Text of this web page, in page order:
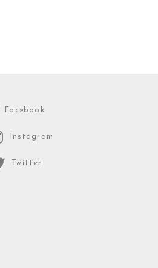
Facebook
Instagram
Twitter